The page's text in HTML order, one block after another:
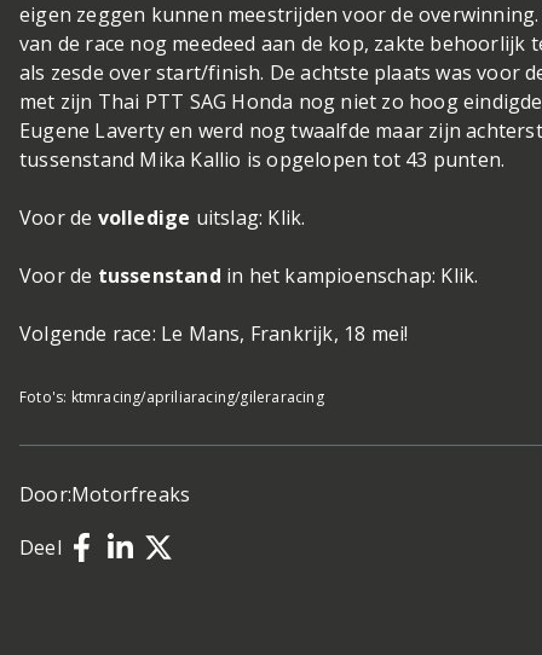
eigen zeggen kunnen meestrijden voor de
van de race nog meedeed aan de kop, zakte
als zesde over start/finish. De achtste plaats was voor
met zijn Thai PTT SAG Honda nog niet zo hoog
Eugene Laverty en werd nog twaalfde maar zijn
tussenstand Mika Kallio is opgelopen tot 43 punten.
Voor de volledige uitslag: Klik.
Voor de tussenstand in het kampioenschap: Klik.
Volgende race: Le Mans, Frankrijk, 18 mei!
Foto's: ktmracing/apriliaracing/gileraracing
Door:Motorfreaks
Deel